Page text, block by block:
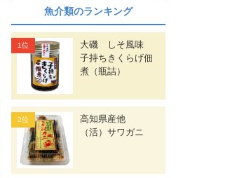
魚介類のランキング
大磯 しそ風味
子持ちきくらげ佃
煮（瓶詰）
高知県産他
（活）サワガニ